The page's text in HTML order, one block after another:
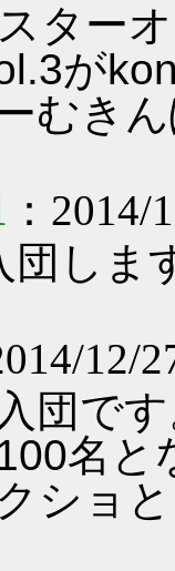
ター
が
むき
：
団しま
12/
団で
名
ショ